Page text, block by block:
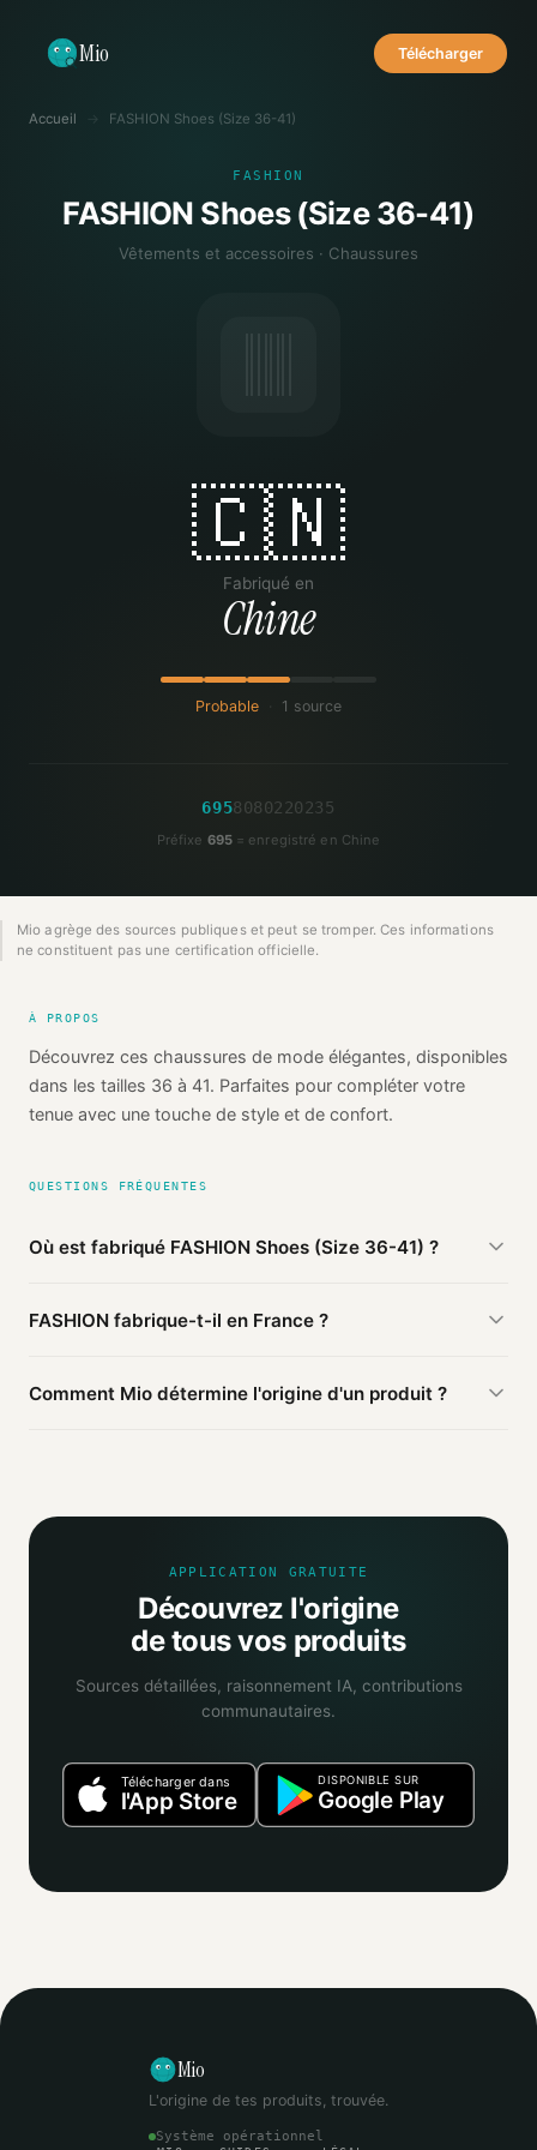
Mio Télécharger
Accueil → FASHION Shoes (Size 36-41)
FASHION
FASHION Shoes (Size 36-41)
Vêtements et accessoires · Chaussures
🇨🇳
Fabriqué en
Chine
Probable 1 source
69580802 20 23 5
Préfixe 695= enregistré en Chine
Mio agrège des sources publiques et peut se tromper. Ces informations
ne constituent pas une certification officielle.
À PROPOS
Découvrez ces chaussures de mode élégantes, disponibles
dans les tailles 36 à 41. Parfaites pour compléter votre
tenue avec une touche de style et de confort.
QUESTIONS FRÉQUENTES
Où est fabriqué FASHION Shoes (Size 36-41) ?
Shoes (Size 36-41) de FASHION est fabriqué en
FASHION fabrique-t-il en France ?
produits de la marque peuvent être fabriqués ailleurs.
Comment Mio détermine l'origine d'un produit ?
selon la fiabilité des informations trouvées.
APPLICATION GRATUITE
Découvrez l'origine
de tous vos produits
Sources détaillées, raisonnement IA, contributions
communautaires.
Télécharger dans
l'App Store
DISPONIBLE SUR
Google Play
Mio
L'origine de tes produits, trouvée.
Système opérationnel